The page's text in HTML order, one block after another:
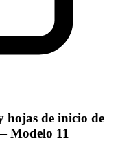
hojas de inicio de
Modelo 11